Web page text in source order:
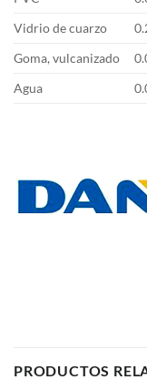
Vidrio de cuarzo
Goma, vulcanizado
Agua
PRODUCTOS